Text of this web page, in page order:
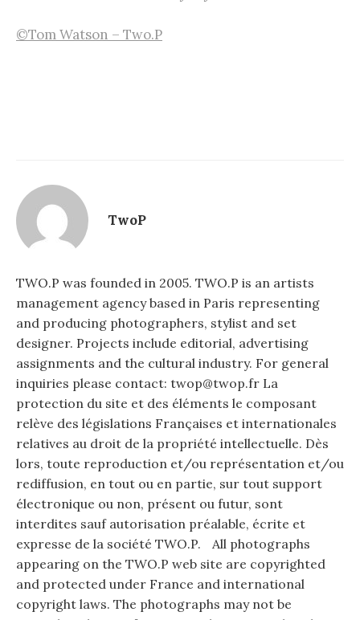
©Tom Watson – Two.P
TwoP
TWO.P was founded in 2005. TWO.P is an artists
management agency based in Paris representing
and producing photographers, stylist and set
designer. Projects include editorial, advertising
assignments and the cultural industry. For general
inquiries please contact: twop@twop.fr La
protection du site et des éléments le composant
relève des législations Françaises et internationales
relatives au droit de la propriété intellectuelle. Dès
lors, toute reproduction et/ou représentation et/ou
rediffusion, en tout ou en partie, sur tout support
électronique ou non, présent ou futur, sont
interdites sauf autorisation préalable, écrite et
expresse de la société TWO.P. All photographs
appearing on the TWO.P web site are copyrighted
and protected under France and international
copyright laws. The photographs may not be